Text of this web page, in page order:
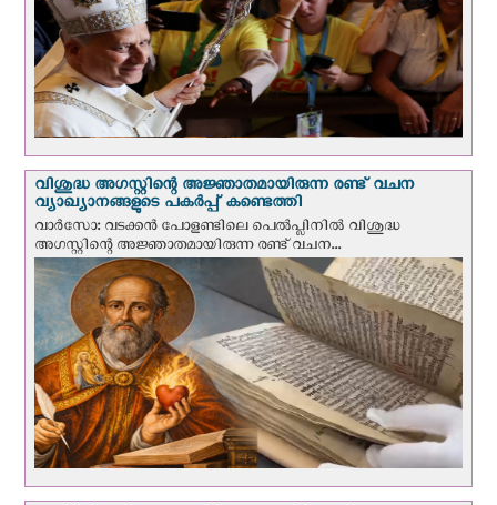
വിശുദ്ധ അഗസ്റ്റിന്റെ അജ്ഞാതമായിരുന്ന രണ്ട് വചന
വ്യാഖ്യാനങ്ങളുടെ പകര്‍പ്പ് കണ്ടെത്തി
വാര്‍സോ: വടക്കൻ പോളണ്ടിലെ പെൽപ്ലിനില്‍ വിശുദ്ധ
അഗസ്റ്റിന്റെ അജ്ഞാതമായിരുന്ന രണ്ട് വചന...